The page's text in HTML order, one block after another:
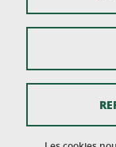
Mentions